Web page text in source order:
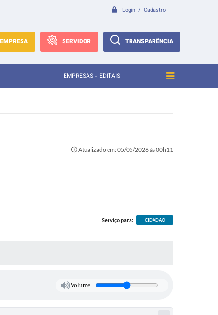
Login / Cadastro
EMPRESA SERVIDOR TRANSPARÊNCIA
EMPRESAS - EDITAIS
Atualizado em: 05/05/2026 às 00h11
Serviço para: CIDADÃO
Volume